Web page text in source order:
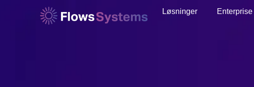
Løsninger Enterprise